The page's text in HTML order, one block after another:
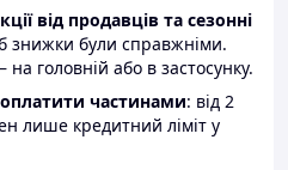
від продавців та сезонні
знижки були справжніми.
головній або в застосунку.
оплатити частинами: від 2
лише кредитний ліміт у